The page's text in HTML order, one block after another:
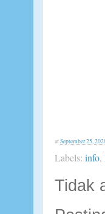
Foto :
atSeptember 25,
Labels:info,
Tidak